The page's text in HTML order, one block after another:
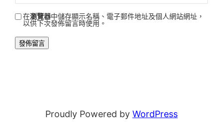
在瀏覽器中儲存顯示名稱、電子郵件地址及個人網站網址，
以供下次發佈留言時使用。
Proudly Powered by WordPress